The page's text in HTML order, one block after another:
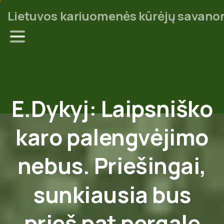
Lietuvos kariuomenės kūrėjų
E.Dykyj:Laipsniško
karo palengvėjimo
nebus.Priešingai,
sunkiausia bus